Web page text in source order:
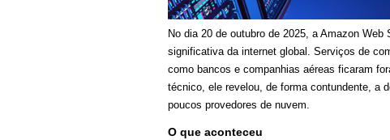
No dia 20 de outubro de 2025, a Amazon
significativa da internet global. Serviços de
como bancos e companhias aéreas ficaram
técnico, ele revelou, de forma contundente, a
poucos provedores de nuvem.
O que aconteceu